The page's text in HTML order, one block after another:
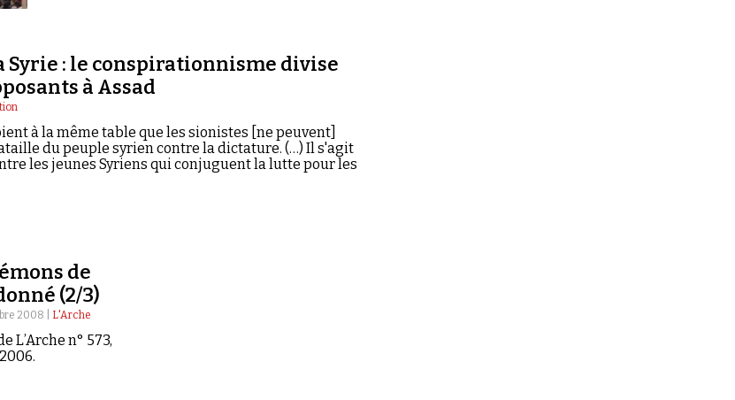
Syrie : le conspirationnisme divise
à Assad
à la même table que les sionistes [ne peuvent]
du peuple syrien contre la dictature. (…) Il s'agit
les jeunes Syriens qui conjuguent la lutte pour les
de
(2/3)
2008 | L'Arche
L’Arche n° 573,